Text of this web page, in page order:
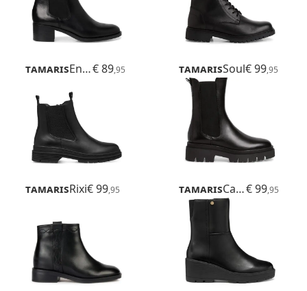
Tamaris Enrica€ 89,95 TamarisSoul€ 99,95
TamarisRixi€ 99,95 Tamaris Canado€ 99,95